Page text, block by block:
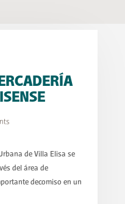
de Villa Elisa se
del área de
decomiso en un